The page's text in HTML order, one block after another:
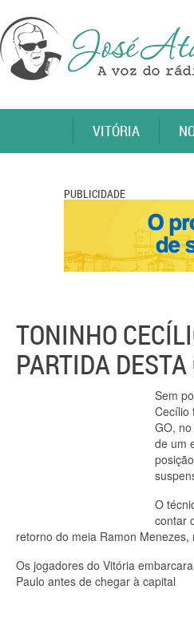
VITÓRIA
PUBLICIDADE
TONINHO
PARTIDA
Sem
Cecílio
GO,
de um
O
contar
retorno do meia Ramon
Os jogadores do Vitória
Paulo antes de chegar à capital